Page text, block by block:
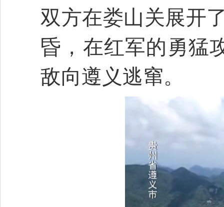
双方在娄山关展开
昏，在红军的勇猛
敌向遵义逃窜。